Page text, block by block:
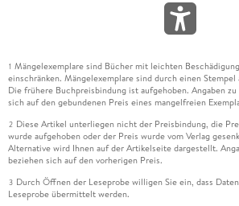
1 Mängelexemplare sind Bücher mit leichten
einschränken. Mängelexemplare sind durch einen
Die frühere Buchpreisbindung ist aufgehoben. Angaben
sich auf den gebundenen Preis eines mangelfreien
2 Diese Artikel unterliegen nicht der Preisbindung, die
wurde aufgehoben oder der Preis wurde vom Verlag
Alternative wird Ihnen auf der Artikelseite dargestellt.
beziehen sich auf den vorherigen Preis.
3 Durch Öffnen der Leseprobe willigen Sie ein, dass
Leseprobe übermittelt werden.